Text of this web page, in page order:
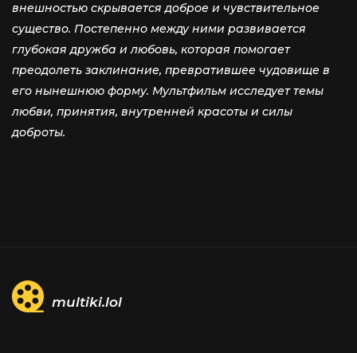
внешностью скрывается доброе и чувствительное
существо. Постепенно между ними развивается
глубокая дружба и любовь, которая помогает
преодолеть заклинание, превратившее чудовище в
его нынешнюю форму. Мультфильм исследует темы
любви, принятия, внутренней красоты и силы
доброты.
multiki.lol